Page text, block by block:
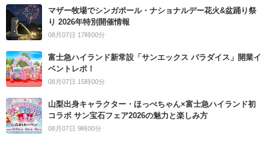
マザー牧場でシンガポール・ナショナルデー花火&盆踊り祭
り 2026年特別開催情報
08月07日 17時00分
富士急ハイランド新常設「サンエックス パラダイス」開業イ
ベントレポ！
08月07日 15時00分
山梨出身キャラクター・ほっぺちゃん×富士急ハイランド初
コラボ サン宝石フェア2026の魅力と楽しみ方
08月07日 9時00分